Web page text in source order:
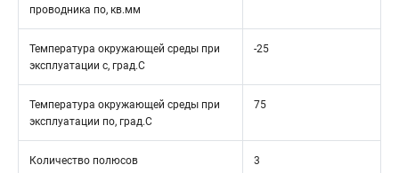
проводника по, кв.мм
Температура окружающей среды при
эксплуатации с, град.C
-25
Температура окружающей среды при
эксплуатации по, град.C
75
Количество полюсов 3